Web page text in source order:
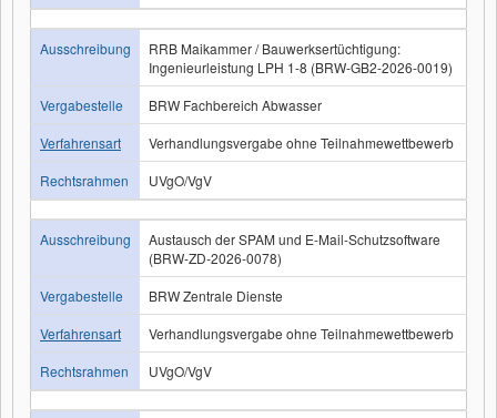
Ausschreibung
RRB Maikammer / Bauwerksertüchtigung:
Ingenieurleistung LPH 1-8 (BRW-GB2-2026-0019)
Vergabestelle
BRW Fachbereich Abwasser
Verfahrensart
Verhandlungsvergabe ohne Teilnahmewettbewerb
Rechtsrahmen
UVgO/VgV
Ausschreibung
Austausch der SPAM und E-Mail-Schutzsoftware
(BRW-ZD-2026-0078)
Vergabestelle
BRW Zentrale Dienste
Verfahrensart
Verhandlungsvergabe ohne Teilnahmewettbewerb
Rechtsrahmen
UVgO/VgV